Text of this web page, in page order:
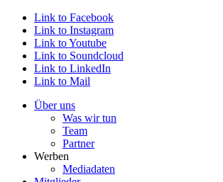
Link to Facebook
Link to Instagram
Link to Youtube
Link to Soundcloud
Link to LinkedIn
Link to Mail
Über uns
Was wir tun
Team
Partner
Werben
Mediadaten